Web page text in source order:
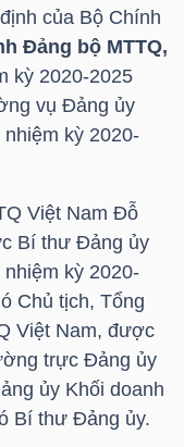
của Bộ Chính
Đảng bộ MTTQ,
kỳ 2020-2025
vụ Đảng ủy
kỳ 2020-
Việt Nam Đỗ
Bí thư Đảng ủy
kỳ 2020-
Chủ tịch, Tổng
Việt Nam, được
trực Đảng ủy
ủy Khối doanh
Bí thư Đảng ủy.